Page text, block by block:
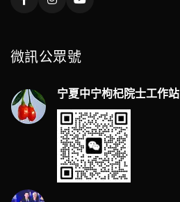
微訊公眾號
宁夏中宁枸杞院士工作站